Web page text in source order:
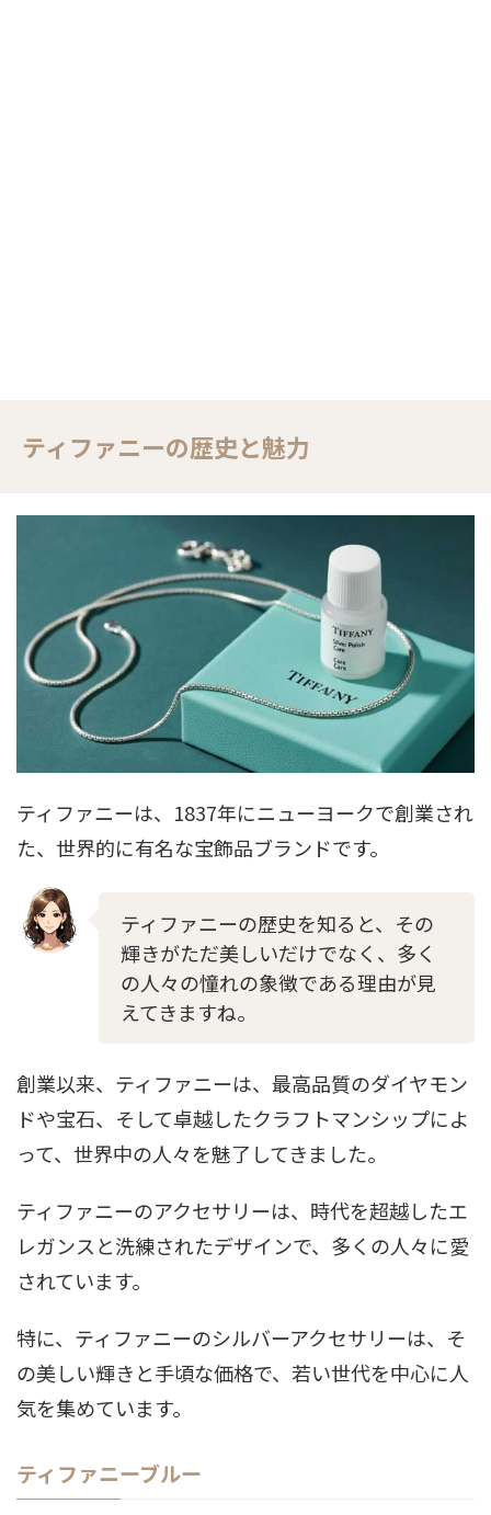
ティファニーの歴史と魅力
ティファニーは、1837年にニューヨークで創業され
た、世界的に有名な宝飾品ブランドです。
ティファニーの歴史を知ると、その
輝きがただ美しいだけでなく、多く
の人々の憧れの象徴である理由が見
えてきますね。
創業以来、ティファニーは、最高品質のダイヤモン
ドや宝石、そして卓越したクラフトマンシップによ
って、世界中の人々を魅了してきました。
ティファニーのアクセサリーは、時代を超越したエ
レガンスと洗練されたデザインで、多くの人々に愛
されています。
特に、ティファニーのシルバーアクセサリーは、そ
の美しい輝きと手頃な価格で、若い世代を中心に人
気を集めています。
ティファニーブルー